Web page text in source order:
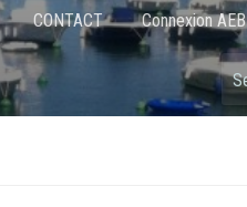
CONTACT Connexion AEB